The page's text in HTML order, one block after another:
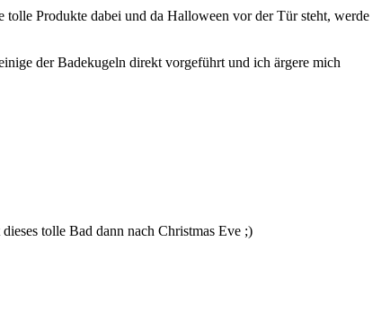
Produkte dabei und da Halloween vor der Tür steht, werde
der Badekugeln direkt vorgeführt und ich ärgere mich
tolle Bad dann nach Christmas Eve ;)